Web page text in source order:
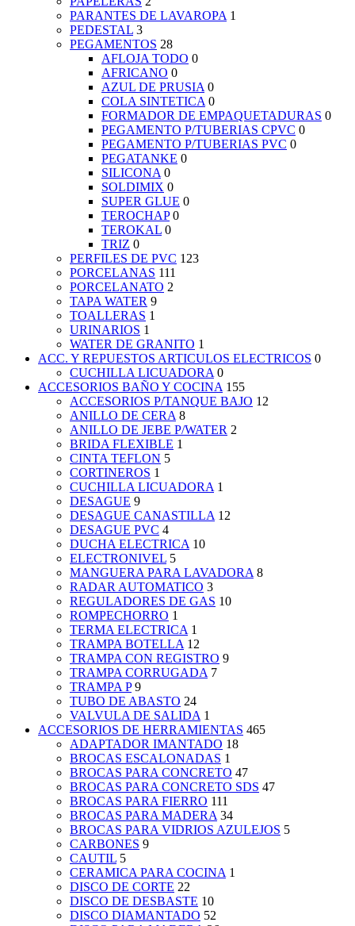
PARANTES DE LAVAROPA 1
PEDESTAL 3
PEGAMENTOS 28
AFLOJA TODO 0
AFRICANO 0
AZUL DE PRUSIA 0
COLA SINTETICA 0
FORMADOR DE EMPAQUETADURAS 0
PEGAMENTO P/TUBERIAS CPVC 0
PEGAMENTO P/TUBERIAS PVC 0
PEGATANKE 0
SILICONA 0
SOLDIMIX 0
SUPER GLUE 0
TEROCHAP 0
TEROKAL 0
TRIZ 0
PERFILES DE PVC 123
PORCELANAS 111
PORCELANATO 2
TAPA WATER 9
TOALLERAS 1
URINARIOS 1
WATER DE GRANITO 1
ACC. Y REPUESTOS ARTICULOS ELECTRICOS 0
CUCHILLA LICUADORA 0
ACCESORIOS BAÑO Y COCINA 155
ACCESORIOS P/TANQUE BAJO 12
ANILLO DE CERA 8
ANILLO DE JEBE P/WATER 2
BRIDA FLEXIBLE 1
CINTA TEFLON 5
CORTINEROS 1
CUCHILLA LICUADORA 1
DESAGUE 9
DESAGUE CANASTILLA 12
DESAGUE PVC 4
DUCHA ELECTRICA 10
ELECTRONIVEL 5
MANGUERA PARA LAVADORA 8
RADAR AUTOMATICO 3
REGULADORES DE GAS 10
ROMPECHORRO 1
TERMA ELECTRICA 1
TRAMPA BOTELLA 12
TRAMPA CON REGISTRO 9
TRAMPA CORRUGADA 7
TRAMPA P 9
TUBO DE ABASTO 24
VALVULA DE SALIDA 1
ACCESORIOS DE HERRAMIENTAS 465
ADAPTADOR IMANTADO 18
BROCAS ESCALONADAS 1
BROCAS PARA CONCRETO 47
BROCAS PARA CONCRETO SDS 47
BROCAS PARA FIERRO 111
BROCAS PARA MADERA 34
BROCAS PARA VIDRIOS AZULEJOS 5
CARBONES 9
CAUTIL 5
CERAMICA PARA COCINA 1
DISCO DE CORTE 22
DISCO DE DESBASTE 10
DISCO DIAMANTADO 52